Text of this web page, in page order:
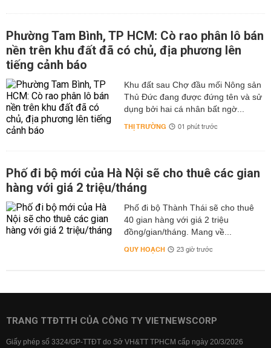
Phường Tam Bình, TP HCM: Cò rao phân lô bán
nền trên khu đất đã có chủ, địa phương lên
tiếng cảnh báo
Khu đất sau Chợ đầu mối Nông sản
Thủ Đức đang được đứng tên và sử
dụng bởi hai cá nhân bất ngờ...
THỊ TRƯỜNG 01 phút trước
Phố đi bộ mới của Hà Nội sẽ cho thuê các gian
hàng với giá 2 triệu/tháng
Phố đi bộ Thành Thái sẽ cho thuê
40 gian hàng với giá 2 triệu
đồng/gian/tháng. Mang về...
QUY HOẠCH 23 giờ trước
TRANG TTĐTTH CỦA CÔNG TY VIETNEWSCORP
Giấy phép số 3324/GP-TTĐT do Sở VH&TT TPHCM cấp ngày 20/3/2026